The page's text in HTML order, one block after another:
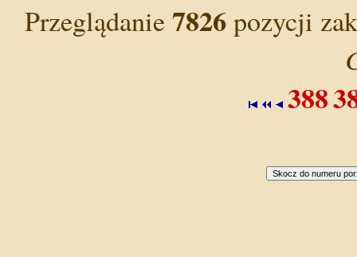
Przeglądanie7826pozycji
388